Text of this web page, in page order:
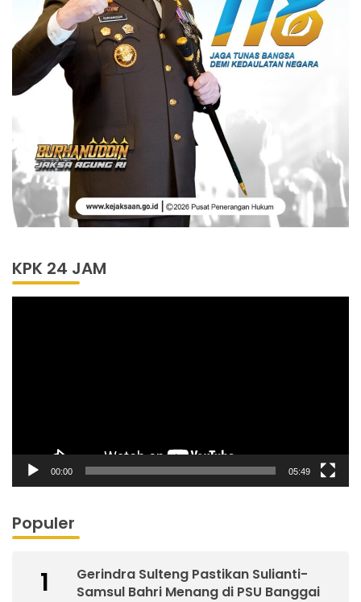
KPK 24 JAM
00:00 05:49
Populer
1
Gerindra Sulteng Pastikan Sulianti-
Samsul Bahri Menang di PSU Banggai